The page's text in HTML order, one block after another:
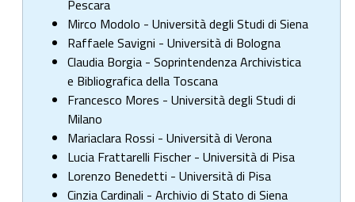
Pescara
Mirco Modolo - Università degli Studi di Siena
Raffaele Savigni - Università di Bologna
Claudia Borgia - Soprintendenza Archivistica
e Bibliografica della Toscana
Francesco Mores - Università degli Studi di
Milano
Mariaclara Rossi - Università di Verona
Lucia Frattarelli Fischer - Università di Pisa
Lorenzo Benedetti - Università di Pisa
Cinzia Cardinali - Archivio di Stato di Siena